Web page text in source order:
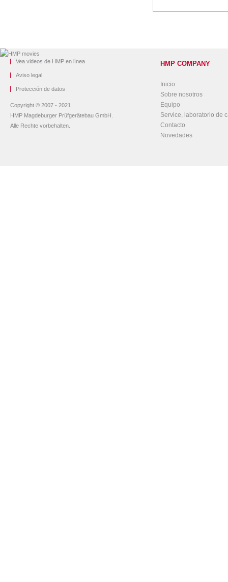
Vea videos de HMP en línea
Aviso legal
Protección de datos
Copyright © 2007 - 2021
HMP Magdeburger Prüfgerätebau GmbH.
Alle Rechte vorbehalten.
HMP COMPANY
Inicio
Sobre nosotros
Equipo
Service, laboratorio de
Contacto
Novedades